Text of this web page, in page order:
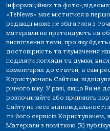
інформаційних та фото-
«TeNews» має міститися в
редакції може не збігатися з
матеріали не претендують на
висвітлення теми, про яку
достовірність та тлумачення
поділяти погляди та думки,
коментарях до статей, а сам
Користуючись Сайтом,
річного віку. У разі, якщо Ви не
розпочинайте або припиніть
Сайту не несе
та його сервісів Користувачем,
Матеріали з поміткою (R)